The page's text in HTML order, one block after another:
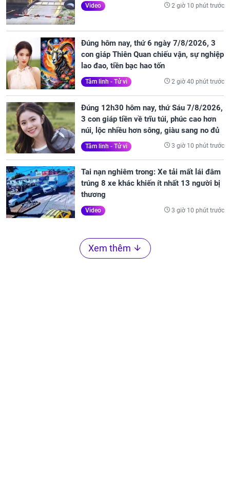
Video 2 giờ 10 phút trước
Đúng hôm nay, thứ 6 ngày 7/8/2026, 3
con giáp Thiên Quan chiếu vận, sự nghiệp
lao đao, tiền bạc hao tốn
Tâm linh - Tử vi 2 giờ 40 phút trước
Đúng 12h30 hôm nay, thứ Sáu 7/8/2026,
3 con giáp tiền về trĩu túi, phúc cao hơn
núi, lộc nhiều hơn sông, giàu sang no đủ
Tâm linh - Tử vi 3 giờ 10 phút trước
Tai nạn nghiêm trong: Xe tải mất lái đâm
trúng 8 xe khác khiến ít nhất 13 người bị
thương
Video 3 giờ 10 phút trước
Xem thêm